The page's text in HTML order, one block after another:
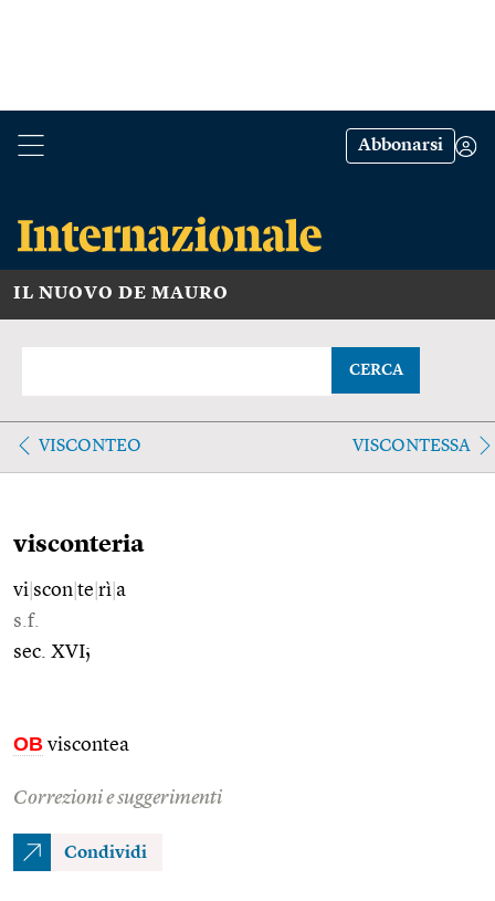
Abbonarsi
IL NUOVO DE MAURO
CERCA
VISCONTEO VISCONTESSA
visconteria
vi scon te rì a
s.f.
sec. XVI;
OB viscontea
Correzioni e suggerimenti
Condividi